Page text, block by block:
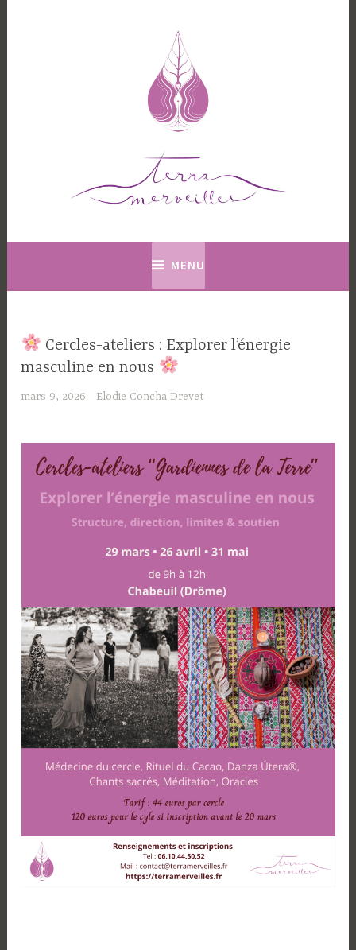
MENU
Cercles-ateliers : Explorer l’énergie
masculine en nous
mars 9, 2026 Elodie Concha Drevet